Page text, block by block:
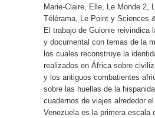
Marie-Claire, Elle, Le Monde 2,
Télérama, Le Point y Sciences
El trabajo de Guionie reivindica
y documental con temas de la
los cuales reconstruye la
realizados en África sobre
y los antiguos combatientes
sobre las huellas de la
cuadernos de viajes alrededor
Venezuela es la primera escala